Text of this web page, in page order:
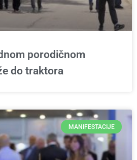
porodičnom
do traktora
MANIFESTACIJE